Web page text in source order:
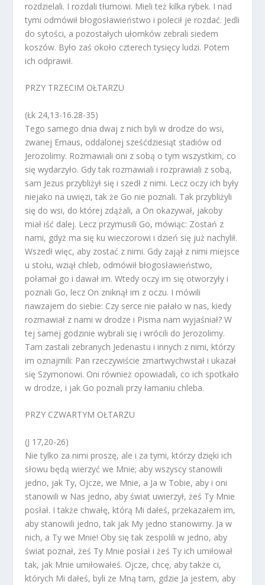
rozdzielali. I rozdali tłumowi. Mieli też kilka rybek. I nad
tymi odmówił błogosławieństwo i polecił je rozdać. Jedli
do sytości, a pozostałych ułomków zebrali siedem
koszów. Było zaś około czterech tysięcy ludzi. Potem
ich odprawił.
PRZY TRZECIM OŁTARZU
(Łk 24,13-16.28-35)
Tego samego dnia dwaj z nich byli w drodze do wsi,
zwanej Emaus, oddalonej sześćdziesiąt stadiów od
Jerozolimy. Rozmawiali oni z sobą o tym wszystkim, co
się wydarzyło. Gdy tak rozmawiali i rozprawiali z sobą,
sam Jezus przybliżył się i szedł z nimi. Lecz oczy ich były
niejako na uwięzi, tak że Go nie poznali. Tak przybliżyli
się do wsi, do której zdążali, a On okazywał, jakoby
miał iść dalej. Lecz przymusili Go, mówiąc: Zostań z
nami, gdyż ma się ku wieczorowi i dzień się już nachylił.
Wszedł więc, aby zostać z nimi. Gdy zajął z nimi miejsce
u stołu, wziął chleb, odmówił błogosławieństwo,
połamał go i dawał im. Wtedy oczy im się otworzyły i
poznali Go, lecz On zniknął im z oczu. I mówili
nawzajem do siebie: Czy serce nie pałało w nas, kiedy
rozmawiał z nami w drodze i Pisma nam wyjaśniał? W
tej samej godzinie wybrali się i wrócili do Jerozolimy.
Tam zastali zebranych Jedenastu i innych z nimi, którzy
im oznajmili: Pan rzeczywiście zmartwychwstał i ukazał
się Szymonowi. Oni również opowiadali, co ich spotkało
w drodze, i jak Go poznali przy łamaniu chleba.
PRZY CZWARTYM OŁTARZU
(J 17,20-26)
Nie tylko za nimi proszę, ale i za tymi, którzy dzięki ich
słowu będą wierzyć we Mnie; aby wszyscy stanowili
jedno, jak Ty, Ojcze, we Mnie, a Ja w Tobie, aby i oni
stanowili w Nas jedno, aby świat uwierzył, żeś Ty Mnie
posłał. I także chwałę, którą Mi dałeś, przekazałem im,
aby stanowili jedno, tak jak My jedno stanowimy. Ja w
nich, a Ty we Mnie! Oby się tak zespolili w jedno, aby
świat poznał, żeś Ty Mnie posłał i żeś Ty ich umiłował
tak, jak Mnie umiłowałeś. Ojcze, chcę, aby także ci,
których Mi dałeś, byli ze Mną tam, gdzie Ja jestem, aby